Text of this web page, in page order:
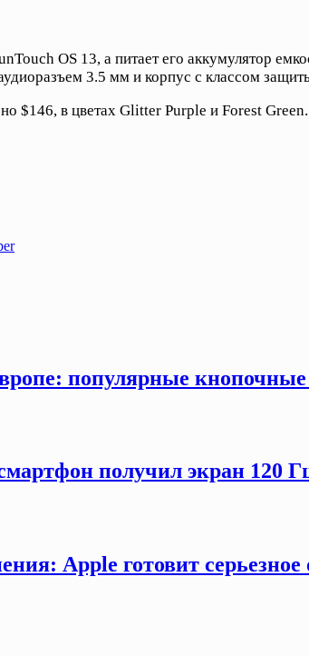
OS 13, а питает его аккумулятор
3.5 мм и корпус с классом
$146, в цветах Glitter Purple и Forest Green.
популярные
получил экран
Apple готовит